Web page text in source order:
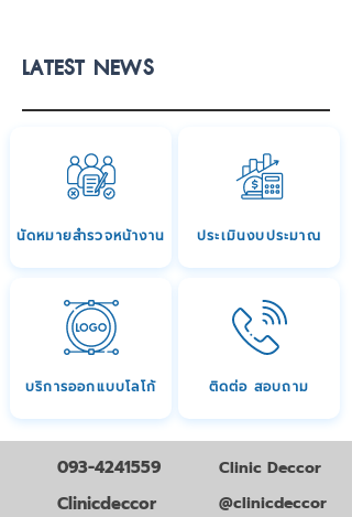
LATEST NEWS
นัดหมายสำรวจหน้างาน ประเมินงบประมาณ
บริการออกแบบโลโก้ ติดต่อ สอบถาม
093-4241559
Clinicdeccor
Clinic Deccor
@clinicdeccor